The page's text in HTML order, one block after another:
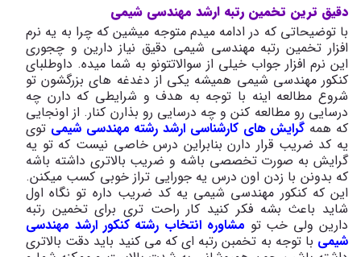
دقیق ترین تخمین رتبه ارشد مهندسی شیمی
با توضیحاتی که در ادامه میدم متوجه میشین که چرا به یه نرم
افزار تخمین رتبه مهندسی شیمی دقیق نیاز دارین و چجوری
این نرم افزار جواب خیلی از سوالاتتونو به شما میده. داوطلبای
کنکور مهندسی شیمی همیشه یکی از دغدغه های بزرگشون تو
شروع مطالعه اینه با توجه به هدف و شرایطی که دارن چه
درسایی رو مطالعه کنن و چه درسایی رو بذارن کنار. از اونجایی
که همه گرایش های کارشناسی ارشد رشته مهندسی شیمی توی
یه کد ضریب قرار دارن بنابراین درس خاصی نیست که تو یه
گرایش به صورت تخصصی باشه و ضریب بالاتری داشته باشه
که بدونن با زدن اون درس یه جورایی تراز خوبی کسب میکنن.
این که کنکور مهندسی شیمی یه کد ضریب داره تو نگاه اول
شاید باعث بشه فکر کنید کار راحت تری برای تخمین رتبه
دارین ولی خب تو مشاوره انتخاب رشته کنکور ارشد مهندسی
شیمی با توجه به تخمبن رتبه ای که می کنید باید دقت بالاتری